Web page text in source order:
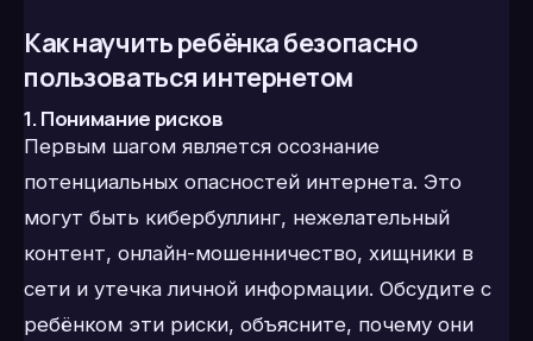
Как научить ребёнка безопасно
пользоваться интернетом
1. Понимание рисков
Первым шагом является осознание
потенциальных опасностей интернета. Это
могут быть кибербуллинг, нежелательный
контент, онлайн-мошенничество, хищники в
сети и утечка личной информации. Обсудите с
ребёнком эти риски, объясните, почему они